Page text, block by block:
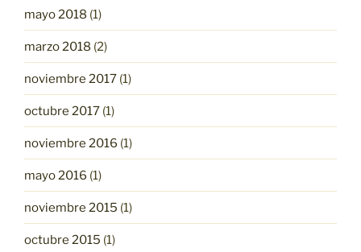
mayo 2018 (1)
marzo 2018 (2)
noviembre 2017 (1)
octubre 2017 (1)
noviembre 2016 (1)
mayo 2016 (1)
noviembre 2015 (1)
octubre 2015 (1)